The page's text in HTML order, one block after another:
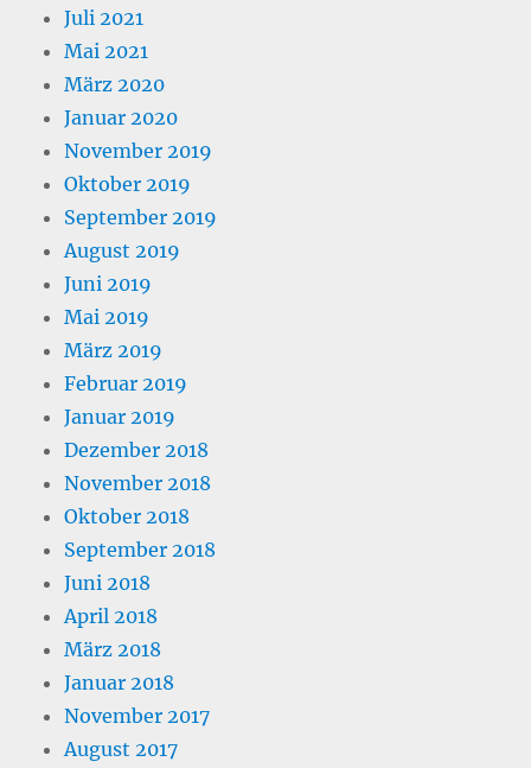
Juli 2021
Mai 2021
März 2020
Januar 2020
November 2019
Oktober 2019
September 2019
August 2019
Juni 2019
Mai 2019
März 2019
Februar 2019
Januar 2019
Dezember 2018
November 2018
Oktober 2018
September 2018
Juni 2018
April 2018
März 2018
Januar 2018
November 2017
August 2017